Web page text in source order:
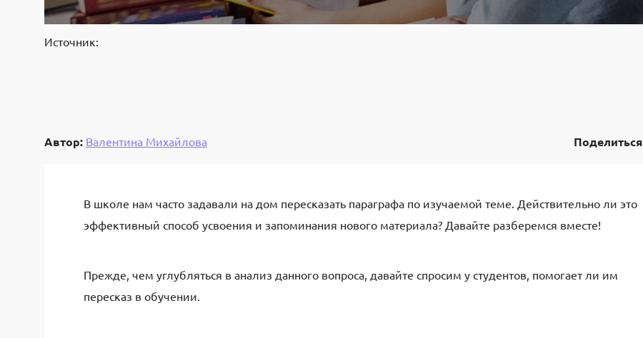
Источник:
Автор: Валентина Михайлова Поделиться
В школе нам часто задавали на дом пересказать параграфа по изучаемой теме. Действительно ли это
эффективный способ усвоения и запоминания нового материала? Давайте разберемся вместе!
Прежде, чем углубляться в анализ данного вопроса, давайте спросим у студентов, помогает ли им
пересказ в обучении.